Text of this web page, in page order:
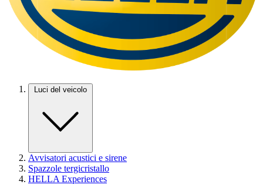
Luci del veicolo
Avvisatori acustici e sirene
Spazzole tergicristallo
HELLA Experiences